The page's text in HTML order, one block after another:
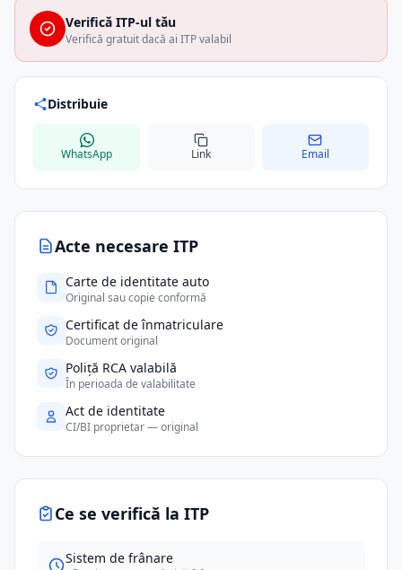
Acte necesare ITP
Carte de identitate auto
Original sau copie conformă
Certificat de înmatriculare
Document original
Poliță RCA valabilă
În perioada de valabilitate
Act de identitate
CI/BI proprietar — original
Ce se verifică la ITP
Sistem de frânare
Verifică ITP-ul tău
Verifică gratuit dacă ai ITP valabil
Distribuie
WhatsApp Link Email